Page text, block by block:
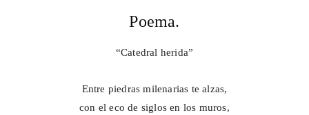
Poema.
“Catedral herida”
Entre piedras milenarias te alzas,
con el eco de siglos en los muros,